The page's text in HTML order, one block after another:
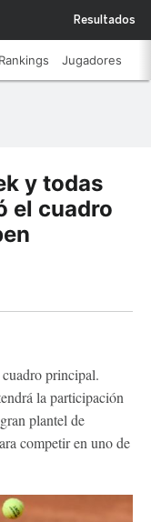
Resultados
Rankings Jugadores
y todas
el cuadro
principal.
la participación
plantel de
competir en uno de